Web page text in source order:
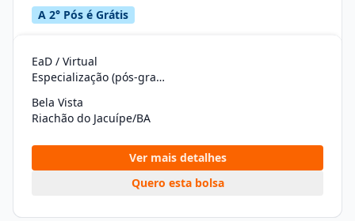
A 2° Pós é Grátis
EaD / Virtual
Especialização (pós-graduação)
Bela Vista
Riachão do Jacuípe/BA
Ver mais detalhes
Quero esta bolsa